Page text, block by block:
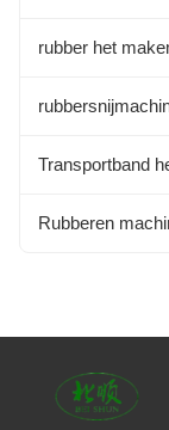
rubber het
Transportband
Rubberen